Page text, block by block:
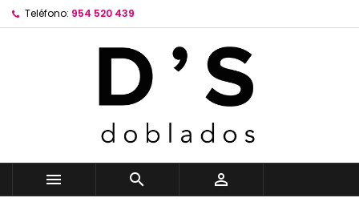
Teléfono: 954 520 439
  